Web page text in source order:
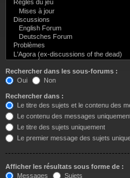
Rechercher dans les sous-forums :
Oui
Non
Rechercher dans :
Le titre des sujets et le contenu des
Le contenu des messages
Le titre des sujets uniquement
Le premier message des sujets
Afficher les résultats sous forme de :
Messages
Sujets